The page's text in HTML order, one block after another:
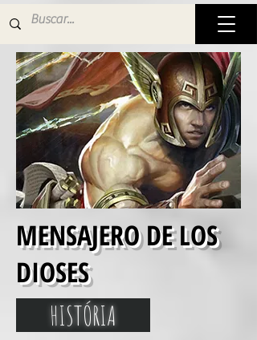
MENSAJERO DE LOS
DIOSES
HISTÓRIA